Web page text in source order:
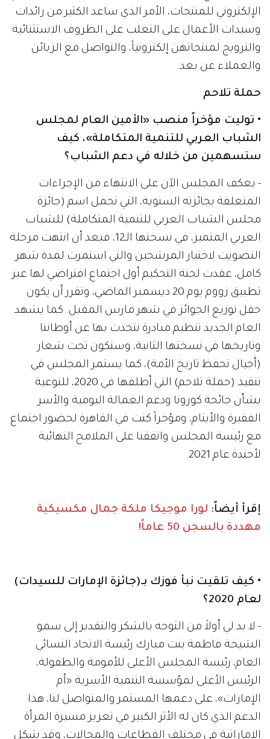
الإلكتروني للمنتجات، الأمر الذي ساعد الكثير من رائدات
وسيدات الأعمال على التغلب على الظروف الاستثنائية
والترويج لمنتجاتهن إلكترونياً، والتواصل مع الزبائن
والعملاء عن بعد.
حملة تلاحم
• توليت مؤخراً منصب «الأمين العام لمجلس
الشباب العربي للتنمية المتكاملة»، كيف
ستسهمين من خلاله في دعم الشباب؟
- يعكف المجلس الآن على الانتهاء من الإجراءات
المتعلقة بجائزته السنوية، التي تحمل اسم (جائزة
مجلس الشباب العربي للتنمية المتكاملة) للشباب
العربي المتميز، في نسختها الـ12، فبعد أن انتهت مرحلة
التصويت لاختيار المرشحين والتي استمرت لمدة شهر
كامل، عقدت لجنة التحكيم أول اجتماع افتراضي لها عبر
تطبيق زووم يوم 20 ديسمبر الماضي، وتقرر أن يكون
حفل توزيع الجوائز في شهر مارس المقبل. كما يشهد
العام الجديد تنظيم مبادرة نتحدث بها عن أوطاننا
وتاريخها في نسختها الثانية، وستكون تحت شعار
(أجيال تحفظ تاريخ الأمة)، كما يستمر المجلس في
تنفيذ (حملة تلاحم) التي أطلقها في 2020، للتوعية
بشأن جائحة كورونا ودعم العمالة اليومية والأسر
الفقيرة والأيتام، ومؤخراً كنت في القاهرة لحضور اجتماع
مع رئيسة المجلس واتفقنا على الملامح النهائية
لأجندة عام 2021.
إقرأ أيضاً: لورا موجيكا ملكة جمال مكسيكية
مهددة بالسجن 50 عاماً!
• كيف تلقيت نبأ فوزك بـ(جائزة الإمارات للسيدات)
لعام 2020؟
- لا بد لي أولاً من التوجه بالشكر والتقدير إلى سمو
الشيخة فاطمة بنت مبارك رئيسة الاتحاد النسائي
العام، رئيسة المجلس الأعلى للأمومة والطفولة،
الرئيس الأعلى لمؤسسة التنمية الأسرية «أم
الإمارات»، على دعمها المستمر والمتواصل لنا، هذا
الدعم الذي كان له الأثر الكبير في تعزيز مسيرة المرأة
الإماراتية في مختلف القطاعات والمجالات، وقد شكل